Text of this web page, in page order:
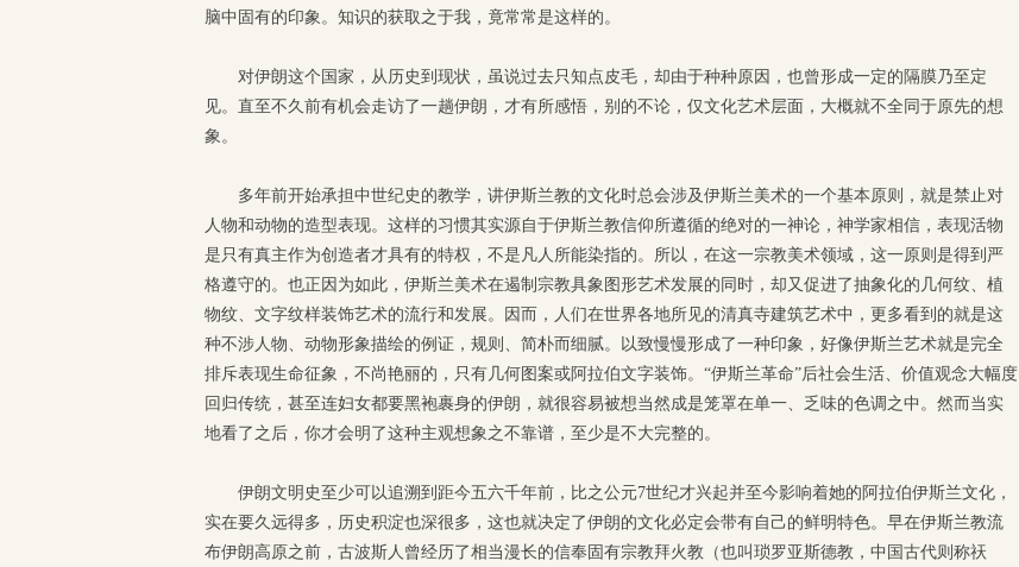
脑中固有的印象。知识的获取之于我，竟常常是这样的。
对伊朗这个国家，从历史到现状，虽说过去只知点皮毛，却由于种种原因，也曾形成一定的隔膜乃至定
见。直至不久前有机会走访了一趟伊朗，才有所感悟，别的不论，仅文化艺术层面，大概就不全同于原先的想
象。
多年前开始承担中世纪史的教学，讲伊斯兰教的文化时总会涉及伊斯兰美术的一个基本原则，就是禁止对
人物和动物的造型表现。这样的习惯其实源自于伊斯兰教信仰所遵循的绝对的一神论，神学家相信，表现活物
是只有真主作为创造者才具有的特权，不是凡人所能染指的。所以，在这一宗教美术领域，这一原则是得到严
格遵守的。也正因为如此，伊斯兰美术在遏制宗教具象图形艺术发展的同时，却又促进了抽象化的几何纹、植
物纹、文字纹样装饰艺术的流行和发展。因而，人们在世界各地所见的清真寺建筑艺术中，更多看到的就是这
种不涉人物、动物形象描绘的例证，规则、简朴而细腻。以致慢慢形成了一种印象，好像伊斯兰艺术就是完全
排斥表现生命征象，不尚艳丽的，只有几何图案或阿拉伯文字装饰。“伊斯兰革命”后社会生活、价值观念大幅度
回归传统，甚至连妇女都要黑袍裹身的伊朗，就很容易被想当然成是笼罩在单一、乏味的色调之中。然而当实
地看了之后，你才会明了这种主观想象之不靠谱，至少是不大完整的。
伊朗文明史至少可以追溯到距今五六千年前，比之公元7世纪才兴起并至今影响着她的阿拉伯伊斯兰文化，
实在要久远得多，历史积淀也深很多，这也就决定了伊朗的文化必定会带有自己的鲜明特色。早在伊斯兰教流
布伊朗高原之前，古波斯人曾经历了相当漫长的信奉固有宗教拜火教（也叫琐罗亚斯德教，中国古代则称祆